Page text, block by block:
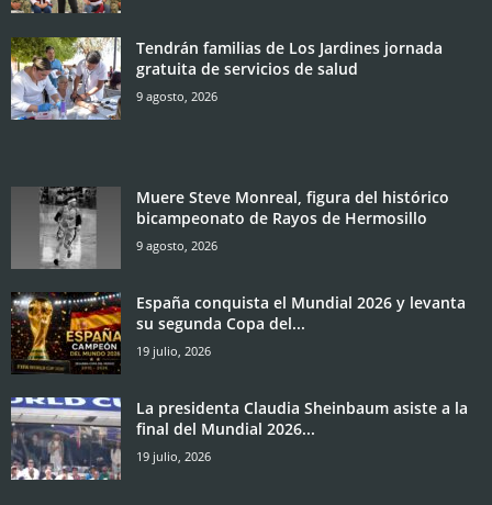
Tendrán familias de Los Jardines jornada
gratuita de servicios de salud
9 agosto, 2026
Muere Steve Monreal, figura del histórico
bicampeonato de Rayos de Hermosillo
9 agosto, 2026
España conquista el Mundial 2026 y levanta
su segunda Copa del...
19 julio, 2026
La presidenta Claudia Sheinbaum asiste a la
final del Mundial 2026...
19 julio, 2026